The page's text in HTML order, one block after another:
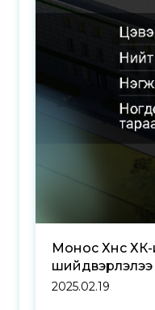
Монос Хүнс
шийдвэрлэлээ
2025.02.19